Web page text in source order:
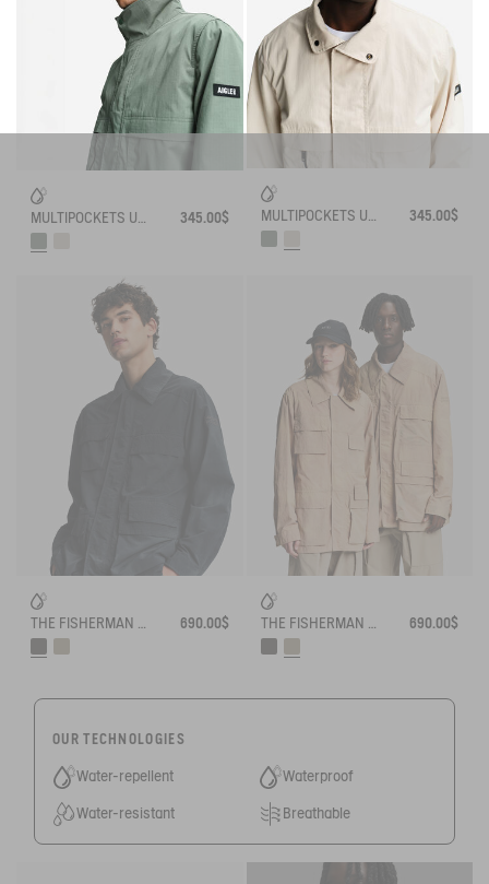
345.00$ MULTIPOCKETS UVC WATER REPELLENT RELAXED JACKET 345.00$
THE FISHERMAN JACKET AIGLE EXPERIENCE BY ÉTUDES 690.00$ THE FISHERMAN JACKET AIGLE EXPERIENCE BY ÉTUDES 690.00$
OUR TECHNOLOGIES
Water-repellent Waterproof
Water-resistant Breathable